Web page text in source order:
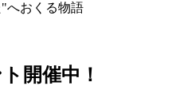
へおくる物語
開催中！